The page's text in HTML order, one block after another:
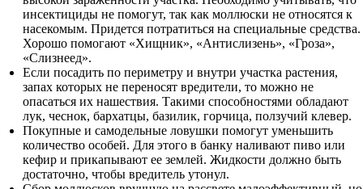
инсектициды не помогут, так как моллюски не относятся к
насекомым. Придется потратиться на специальные средства.
Хорошо помогают «Хищник», «Антислизень», «Гроза»,
«Слизнеед».
Если посадить по периметру и внутри участка растения,
запах которых не переносят вредители, то можно не
опасаться их нашествия. Такими способностями обладают
лук, чеснок, бархатцы, базилик, горчица, ползучий клевер.
Покупные и самодельные ловушки помогут уменьшить
количество особей. Для этого в банку наливают пиво или
кефир и прикапывают ее землей. Жидкости должно быть
достаточно, чтобы вредитель утонул.